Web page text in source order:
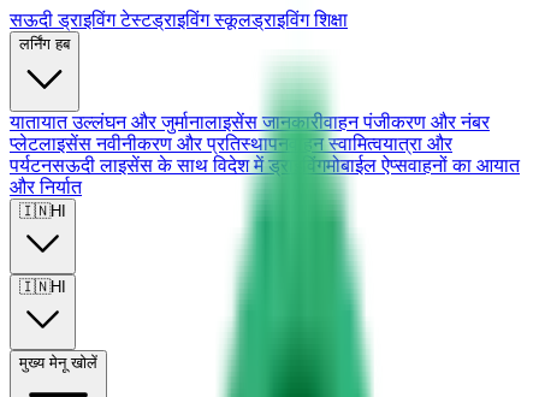
सऊदी ड्राइविंग टेस्टड्राइविंग स्कूलड्राइविंग शिक्षा
लर्निंग हब
यातायात उल्लंघन और जुर्मानालाइसेंस जानकारीवाहन पंजीकरण और नंबर
प्लेटलाइसेंस नवीनीकरण और प्रतिस्थापन वाहन स्वामित्वयात्रा और
पर्यटनसऊदी लाइसेंस के साथ विदेश में ड्राइविंगमोबाईल ऐप्सवाहनों का आयात
और निर्यात
🇮🇳HI
🇮🇳HI
मुख्य मेनू खोलें